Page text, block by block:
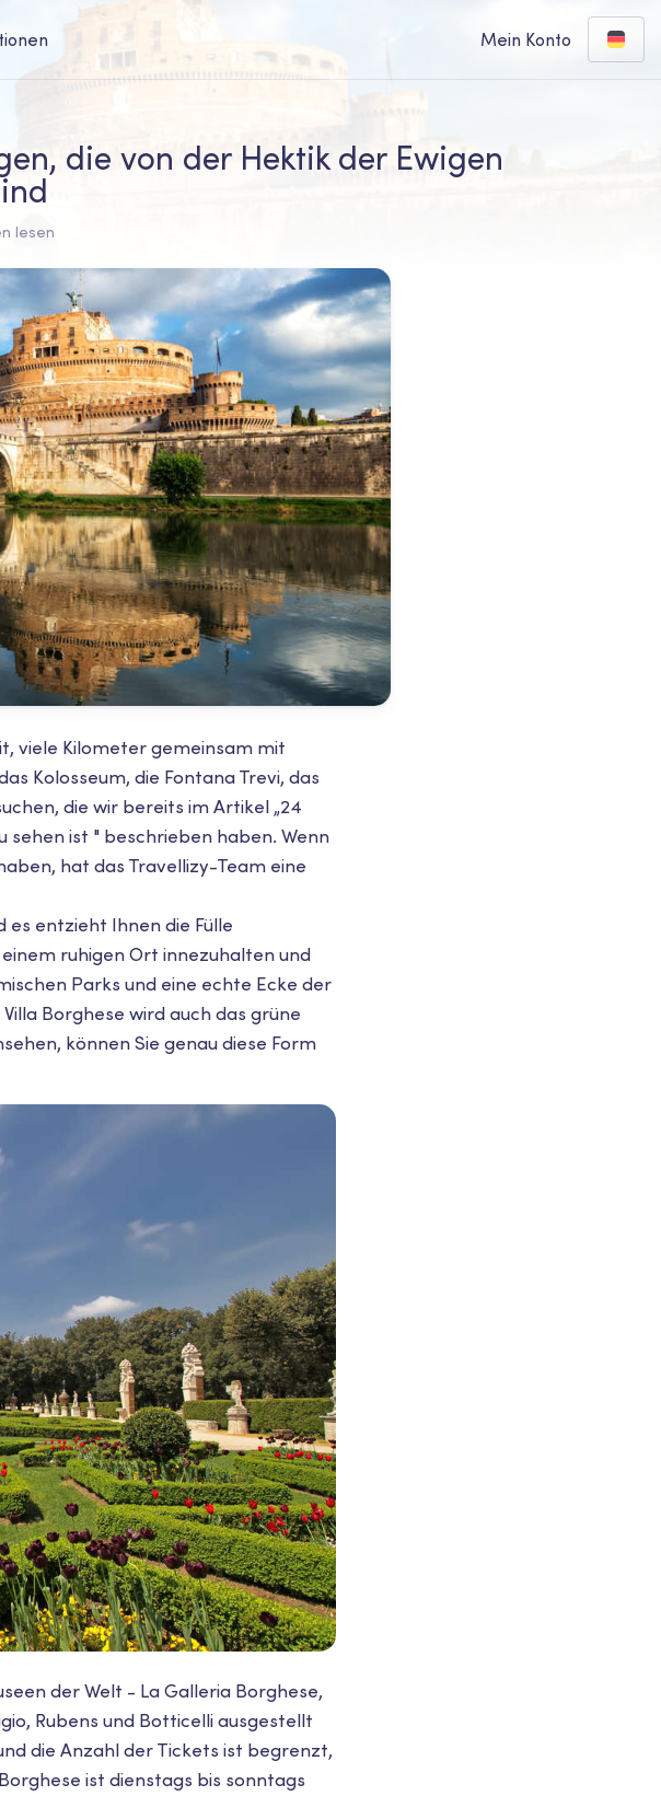
Mein Konto
die von der Hektik der Ewigen
lesen
viele Kilometer gemeinsam mit
Kolosseum, die Fontana Trevi, das
die wir bereits im Artikel „24
sehen ist " beschrieben haben. Wenn
hat das Travellizy-Team eine
es entzieht Ihnen die Fülle
ruhigen Ort innezuhalten und
Parks und eine echte Ecke der
Borghese wird auch das grüne
können Sie genau diese Form
der Welt - La Galleria Borghese,
Rubens und Botticelli ausgestellt
die Anzahl der Tickets ist begrenzt,
ist dienstags bis sonntags